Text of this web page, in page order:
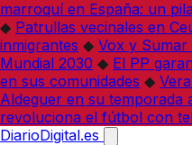
marroquí en España: un
◆ Patrullas vecinales en
inmigrantes ◆ Vox y
Mundial 2030 ◆ El PP
en sus comunidades ◆
Aldeguer en su temporada
revoluciona el fútbol con
DiarioDigital.es